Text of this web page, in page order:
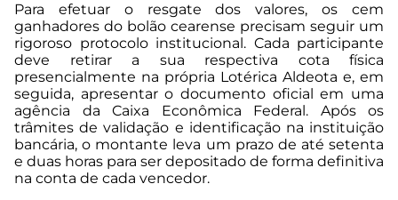
Para efetuar o resgate dos valores, os cem
ganhadores do bolão cearense precisam seguir um
rigoroso protocolo institucional. Cada participante
deve retirar a sua respectiva cota física
presencialmente na própria Lotérica Aldeota e, em
seguida, apresentar o documento oficial em uma
agência da Caixa Econômica Federal. Após os
trâmites de validação e identificação na instituição
bancária, o montante leva um prazo de até setenta
e duas horas para ser depositado de forma definitiva
na conta de cada vencedor.